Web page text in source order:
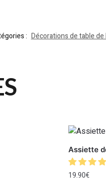
: Décorations de table de
Assiette
19.90€